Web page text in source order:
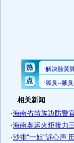
相关新闻
·海南省苗族边防警
·海南奥运火炬接力
·沙排"一姐"诉心声